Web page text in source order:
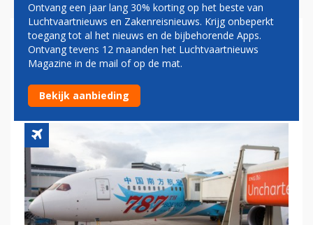
CHINA SOUTHERN MET LEGE
VLIEGTUIGEN NAAR
NEDERLAND
Ontvang een jaar lang 30% korting op het beste van
Luchtvaartnieuws en Zakenreisnieuws. Krijg onbeperkt
toegang tot al het nieuws en de bijbehorende Apps.
Ontvang tevens 12 maanden het Luchtvaartnieuws
Magazine in de mail of op de mat.
Bekijk aanbieding